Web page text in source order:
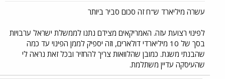
עשרה מיליארד ש"ח זה סכום סביר ביותר
לפינוי רצועת עזה. האמריקאים מצידם נתנו לממשלת ישראל ערבויות
בסך של 10 מיליארדי דולארים, וזה יספיק לממן הפינוי עד כמה
שהבנתי משגת. כמובן שהלוואות צריך להחזיר ובכל זאת נראה לי
שהעיסקה עדיין משתלמת.